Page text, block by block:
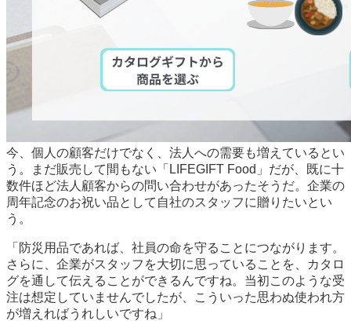
今、個人の顧客だけでなく、法人への需要も増えているとい
う。まだ販売して間もない「LIFEGIFT Food」だが、既に十
数件ほど法人顧客からの問い合わせがあったそうだ。企業の
周年記念のお祝い品として自社のスタッフに贈りたいとい
う。
「防災用品であれば、社員の命を守ることにつながります。
さらに、企業がスタッフを大切に思っていることを、カタロ
グを通して伝えることができるんですね。当初このような受
注は想定していませんでしたが、こういった思わぬ使われ方
が増えればうれしいですね」